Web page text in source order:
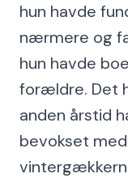
hun havde
nærmere og
hun havde
forældre. Det
anden årstid
bevokset